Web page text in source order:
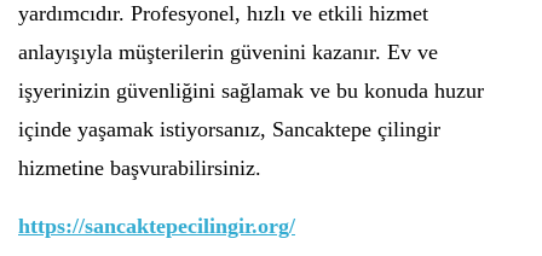
yardımcıdır. Profesyonel, hızlı ve etkili hizmet
anlayışıyla müşterilerin güvenini kazanır. Ev ve
işyerinizin güvenliğini sağlamak ve bu konuda huzur
içinde yaşamak istiyorsanız, Sancaktepe çilingir
hizmetine başvurabilirsiniz.
https://sancaktepecilingir.org/